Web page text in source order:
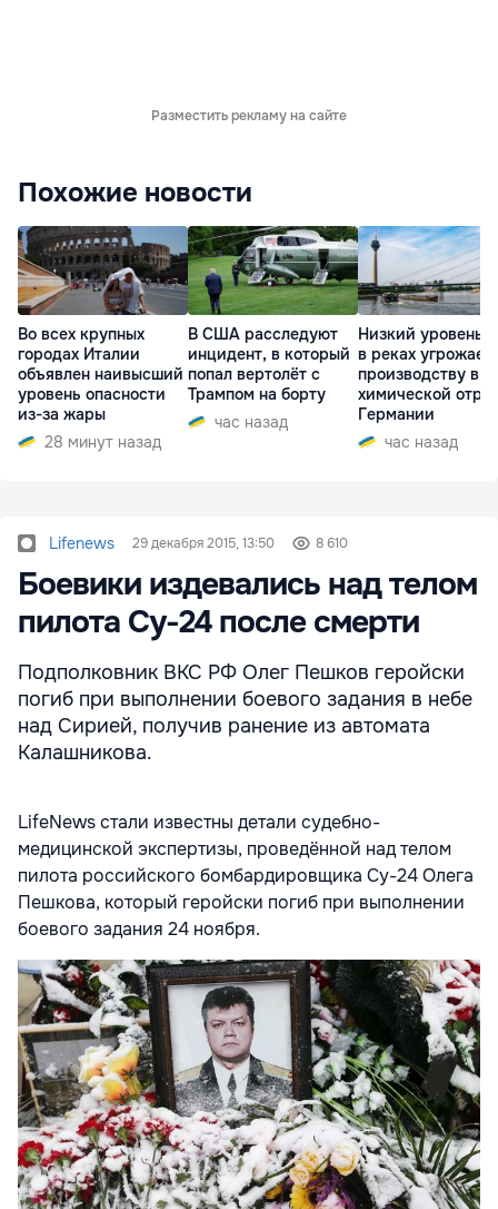
Разместить рекламу на сайте
Похожие новости
Во всех крупных
городах Италии
объявлен наивысший
уровень опасности
из-за жары
28 минут назад
В США расследуют
инцидент, в который
попал вертолёт с
Трампом на борту
час назад
Низкий уровень
в реках угрожает
производству в
химической
Германии
час назад
Lifenews 29 декабря 2015, 13:50 8 610
Боевики издевались над телом
пилота Су-24 после смерти
Подполковник ВКС РФ Олег Пешков геройски
погиб при выполнении боевого задания в небе
над Сирией, получив ранение из автомата
Калашникова.
LifeNews стали известны детали судебно-
медицинской экспертизы, проведённой над телом
пилота российского бомбардировщика Су-24 Олега
Пешкова, который геройски погиб при выполнении
боевого задания 24 ноября.